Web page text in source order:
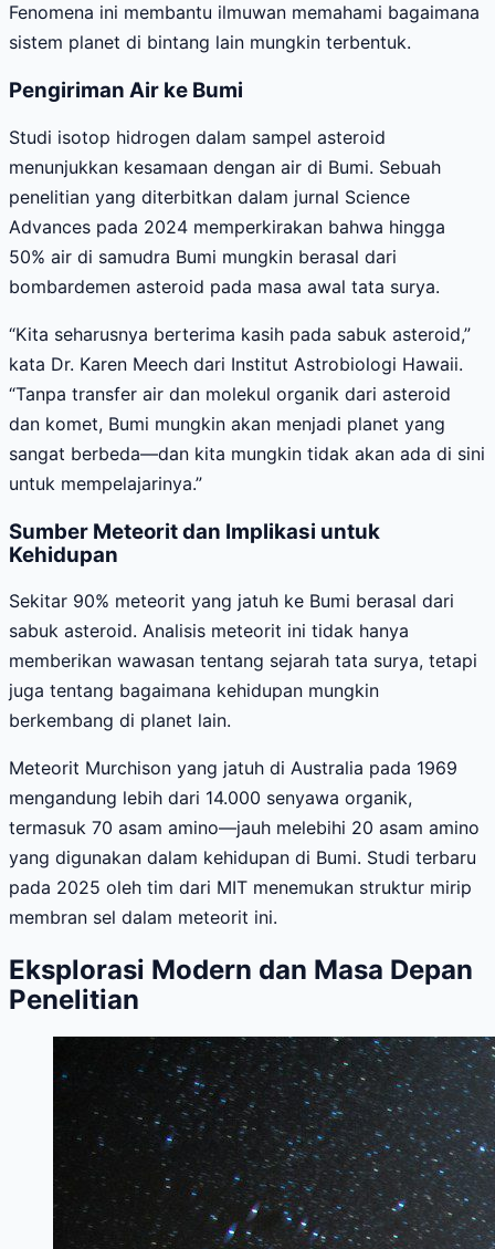
Fenomena ini membantu ilmuwan memahami bagaimana
sistem planet di bintang lain mungkin terbentuk.
Pengiriman Air ke Bumi
Studi isotop hidrogen dalam sampel asteroid
menunjukkan kesamaan dengan air di Bumi. Sebuah
penelitian yang diterbitkan dalam jurnal Science
Advances pada 2024 memperkirakan bahwa hingga
50% air di samudra Bumi mungkin berasal dari
bombardemen asteroid pada masa awal tata surya.
“Kita seharusnya berterima kasih pada sabuk asteroid,”
kata Dr. Karen Meech dari Institut Astrobiologi Hawaii.
“Tanpa transfer air dan molekul organik dari asteroid
dan komet, Bumi mungkin akan menjadi planet yang
sangat berbeda—dan kita mungkin tidak akan ada di sini
untuk mempelajarinya.”
Sumber Meteorit dan Implikasi untuk
Kehidupan
Sekitar 90% meteorit yang jatuh ke Bumi berasal dari
sabuk asteroid. Analisis meteorit ini tidak hanya
memberikan wawasan tentang sejarah tata surya, tetapi
juga tentang bagaimana kehidupan mungkin
berkembang di planet lain.
Meteorit Murchison yang jatuh di Australia pada 1969
mengandung lebih dari 14.000 senyawa organik,
termasuk 70 asam amino—jauh melebihi 20 asam amino
yang digunakan dalam kehidupan di Bumi. Studi terbaru
pada 2025 oleh tim dari MIT menemukan struktur mirip
membran sel dalam meteorit ini.
Eksplorasi Modern dan Masa Depan
Penelitian